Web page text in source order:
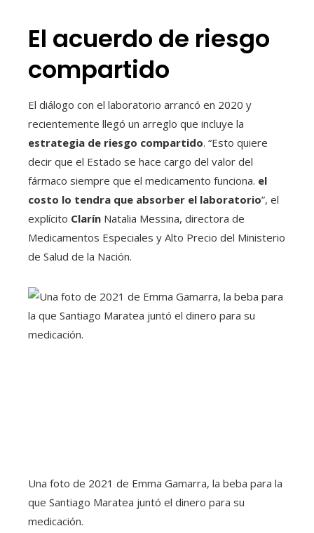
El acuerdo de riesgo
compartido
El diálogo con el laboratorio arrancó en 2020 y
recientemente llegó un arreglo que incluye la
estrategia de riesgo compartido. “Esto quiere
decir que el Estado se hace cargo del valor del
fármaco siempre que el medicamento funciona. el
costo lo tendra que absorber el laboratorio”, el
explícito Clarín Natalia Messina, directora de
Medicamentos Especiales y Alto Precio del Ministerio
de Salud de la Nación.
Una foto de 2021 de Emma Gamarra, la beba para la
que Santiago Maratea juntó el dinero para su
medicación.